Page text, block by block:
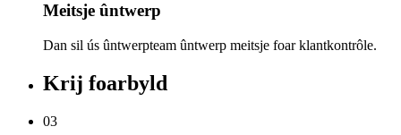
Meitsje ûntwerp
Dan sil ús ûntwerpteam ûntwerp meitsje foar klantkontrôle.
Krij foarbyld
03